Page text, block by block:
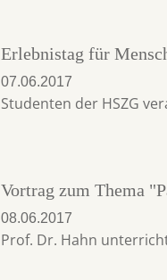
Erlebnistag für
07.06.2017
Studenten der HSZG
Vortrag zum Thema
08.06.2017
Prof. Dr. Hahn